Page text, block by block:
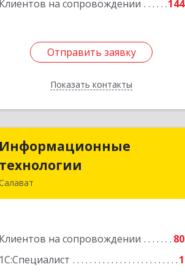
Клиентов на сопровождении 144
Отправить заявку
Показать контакты
Отправить заявку
Назад
Информационные
технологии
Клиентов на сопровождении
80
1С:Специалист
1
Информационные
Подробнее